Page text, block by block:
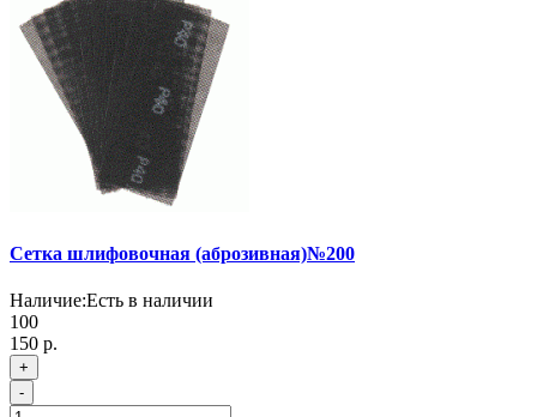
Сетка шлифовочная (аброзивная)№200
Наличие:Есть в наличии
100
150 р.
+
-